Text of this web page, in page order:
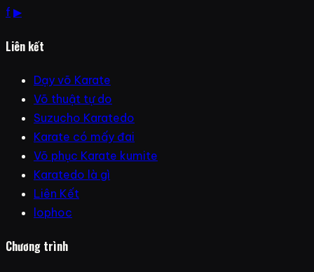
f ▶
Liên kết
Dạy võ Karate
Võ thuật tự do
Suzucho Karatedo
Karate có mấy đai
Võ phục Karate kumite
Karatedo là gì
Liên Kết
lophoc
Chương trình